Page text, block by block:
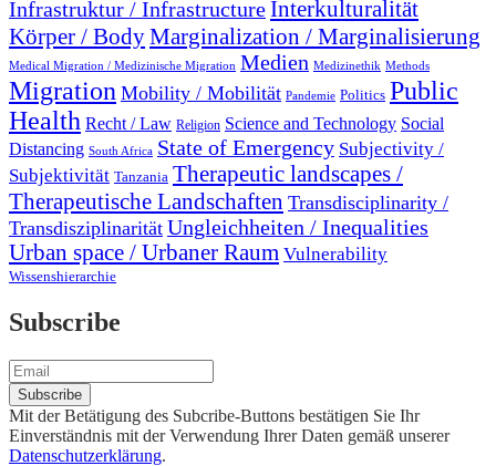
Infrastruktur / InfrastructureInterkulturalität
Körper / BodyMarginalization / Marginalisierung
Medical Migration / Medizinische Migration Medien Medizinethik Methods
Migration Mobility / Mobilität Pandemie Politics Public
Health Recht / Law Religion Science and Technology Social
Distancing South Africa State of Emergency Subjectivity /
Subjektivität Tanzania Therapeutic landscapes /
Therapeutische Landschaften Transdisciplinarity /
Transdisziplinarität Ungleichheiten / Inequalities
Urban space / Urbaner Raum Vulnerability
Wissenshierarchie
Subscribe
Mit der Betätigung des Subcribe-Buttons bestätigen Sie Ihr
Einverständnis mit der Verwendung Ihrer Daten gemäß unserer
Datenschutzerklärung.